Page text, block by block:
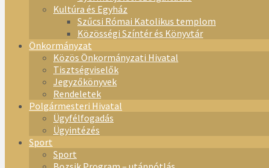
Kultúra és Egyház
Szűcsi Római Katolikus templom
Közösségi Színtér és Könyvtár
Önkormányzat
Közös Önkormányzati Hivatal
Tisztségviselők
Jegyzőkönyvek
Rendeletek
Polgármesteri Hivatal
Ügyfélfogadás
Ügyintézés
Sport
Sport